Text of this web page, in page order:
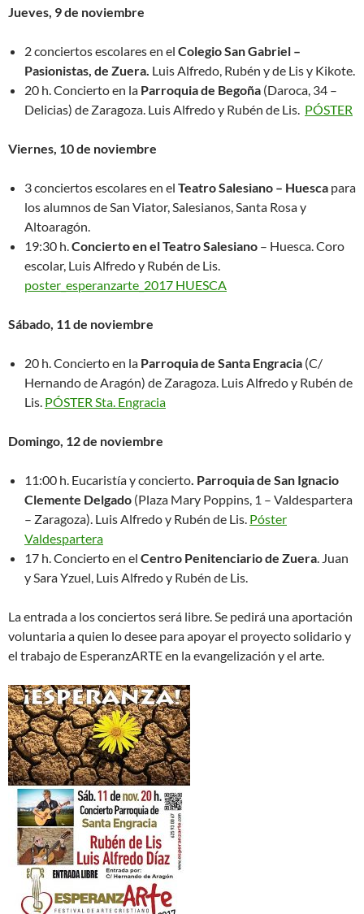
Jueves, 9 de noviembre
2 conciertos escolares en el Colegio San Gabriel –
Pasionistas, de Zuera. Luis Alfredo, Rubén y de Lis y Kikote.
20 h. Concierto en la Parroquia de Begoña (Daroca, 34 –
Delicias) de Zaragoza. Luis Alfredo y Rubén de Lis. PÓSTER
Viernes, 10 de noviembre
3 conciertos escolares en el Teatro Salesiano – Huesca para
los alumnos de San Viator, Salesianos, Santa Rosa y
Altoaragón.
19:30 h.Concierto en el Teatro Salesiano – Huesca. Coro
escolar, Luis Alfredo y Rubén de Lis.
poster_esperanzarte_2017 HUESCA
Sábado, 11 de noviembre
20 h. Concierto en la Parroquia de Santa Engracia (C/
Hernando de Aragón) de Zaragoza. Luis Alfredo y Rubén de
Lis. PÓSTER Sta. Engracia
Domingo, 12 de noviembre
11:00 h. Eucaristía y concierto. Parroquia de San Ignacio
Clemente Delgado (Plaza Mary Poppins, 1 – Valdespartera
– Zaragoza). Luis Alfredo y Rubén de Lis. Póster
Valdespartera
17 h. Concierto en el Centro Penitenciario de Zuera. Juan
y Sara Yzuel, Luis Alfredo y Rubén de Lis.
La entrada a los conciertos será libre. Se pedirá una aportación
voluntaria a quien lo desee para apoyar el proyecto solidario y
el trabajo de EsperanzARTE en la evangelización y el arte.